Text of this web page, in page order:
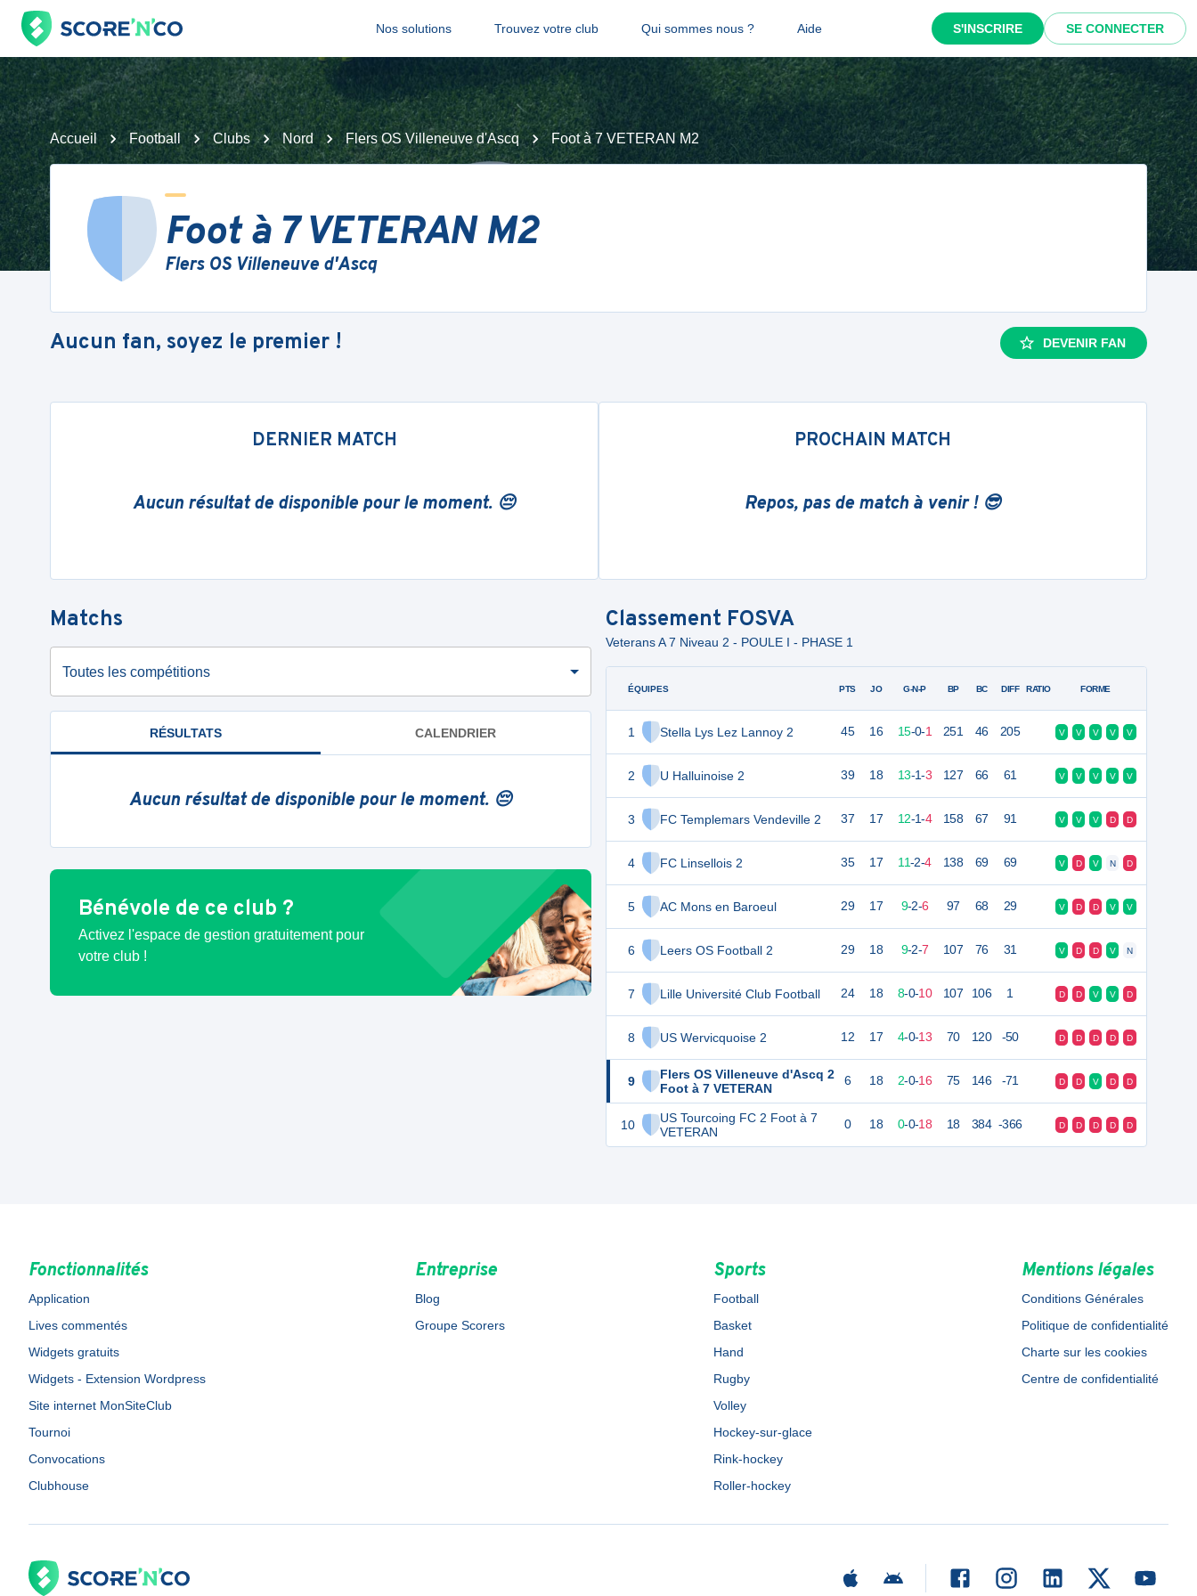
Nos solutions Trouvez votre club Qui sommes nous ? Aide S'INSCRIRE SE CONNECTER
Accueil Football Clubs Nord Flers OS Villeneuve d'Ascq Foot à 7 VETERAN M2
Foot à 7 VETERAN M2
Flers OS Villeneuve d'Ascq
Aucun fan, soyez le premier ! DEVENIR FAN
DERNIER MATCH
Aucun résultat de disponible pour le moment. 😔
PROCHAIN MATCH
Repos, pas de match à venir ! 😎
Matchs
Toutes les compétitions
RÉSULTATS CALENDRIER
Aucun résultat de disponible pour le moment. 😔
Bénévole de ce club ?
Activez l'espace de gestion gratuitement pour
votre club !
Classement FOSVA
Veterans A 7 Niveau 2 - POULE I - PHASE 1
ÉQUIPES
1 Stella Lys Lez Lannoy 2
2 U Halluinoise 2
3 FC Templemars Vendeville 2
4 FC Linsellois 2
5 AC Mons en Baroeul
6 Leers OS Football 2
7 Lille Université Club Football
8 US Wervicquoise 2
9
Flers OS Villeneuve d'Ascq 2
Foot à 7 VETERAN
10
US Tourcoing FC 2 Foot à 7
VETERAN
PTS JO G-N-P BP BC DIFF RATIO FORME
45 16 15-0-1 251 46 205 V V V V V
39 18 13-1-3 127 66 61 V V V V V
37 17 12-1-4 158 67 91 V V V D D
35 17 11-2-4 138 69 69 V D V N D
29 17 9-2-6 97 68 29 V D D V V
29 18 9-2-7 107 76 31 V D D V N
24 18 8-0-10 107 106 1 D D V V D
12 17 4-0-13 70 120 -50 D D D D D
6 18 2-0-16 75 146 -71 D D V D D
0 18 0-0-18 18 384 -366 D D D D D
Fonctionnalités
Application
Lives commentés
Widgets gratuits
Widgets - Extension Wordpress
Site internet MonSiteClub
Tournoi
Convocations
Clubhouse
Entreprise
Blog
Groupe Scorers
Sports
Football
Basket
Hand
Rugby
Volley
Hockey-sur-glace
Rink-hockey
Roller-hockey
Mentions légales
Conditions Générales
Politique de confidentialité
Charte sur les cookies
Centre de confidentialité